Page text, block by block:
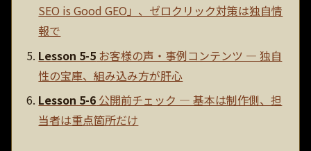
SEO is Good GEO」、ゼロクリック対策は独自情
報で
Lesson 5-5 お客様の声・事例コンテンツ — 独自
性の宝庫、組み込み方が肝心
Lesson 5-6 公開前チェック — 基本は制作側、担
当者は重点箇所だけ